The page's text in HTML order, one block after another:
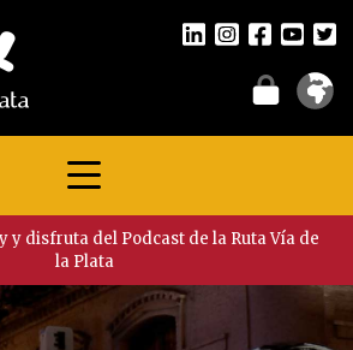
y disfruta del Podcast de la Ruta Vía de
la Plata